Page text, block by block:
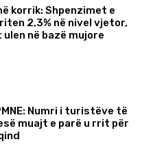
korrik: Shpenzimet e
2,3% në nivel vjetor,
në bazë mujore
Numri i turistëve të
muajt e parë u rrit për